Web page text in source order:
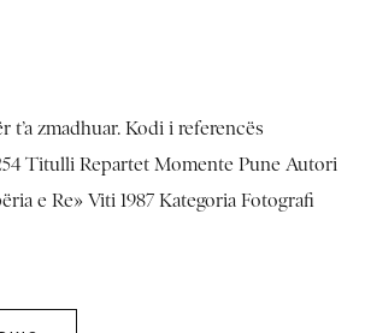
zmadhuar. Kodi i referencës
Titulli Repartet Momente Pune Autori
e Re» Viti 1987 Kategoria Fotografi